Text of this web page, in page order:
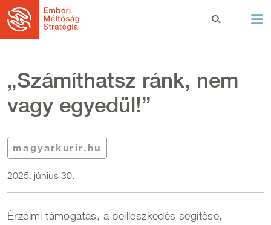
Ugrás a tartalomra
„Számíthatsz ránk, nem
vagy egyedül!”
magyarkurir.hu
2025. június 30.
Érzelmi támogatás, a beilleszkedés segítése,